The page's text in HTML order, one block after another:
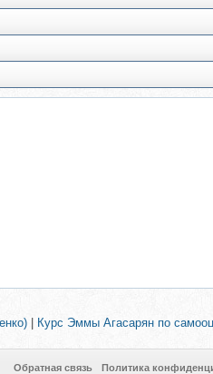
| Курс Эммы Агасарян по
Обратная связь Политика